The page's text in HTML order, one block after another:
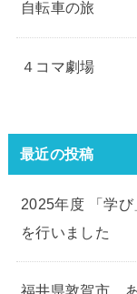
自転車の旅
４コマ劇場
最近の投稿
2025年度 「学
を行いました